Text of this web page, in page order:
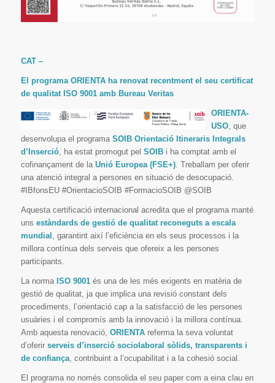
CAT –
El programa ORIENTA ha renovat recentment el seu certificat
de qualitat ISO 9001 amb Bureau Veritas
ORIENTA-
USO, que
desenvolupa el programa SOIB Orientació Itineraris Integrals
d’Inserció, ha estat promogut pel SOIBi ha comptat amb el
cofinançament de la Unió Europea (FSE+). Treballam per oferir
una atenció integral a persones en situació de desocupació.
#IBfonsEU #OrientacioSOIB #FormacioSOIB @SOIB
Aquesta certificació internacional acredita que el programa manté
uns estàndards de gestió de qualitat reconeguts a escala
mundial
, garantint així l’eficiència en els seus processos i la
millora contínua dels serveis que ofereix a les persones
participants.
La norma ISO 9001és una de les més exigents en matèria de
gestió de qualitat, ja que implica una revisió constant dels
procediments, l’orientació cap a la satisfacció de les persones
usuàries i el compromís amb la innovació i la millora contínua.
Amb aquesta renovació, ORIENTAreferma la seva voluntat
d’oferir serveis d’inserció sociolaboral sòlids, transparents i
de confiança, contribuint a l’ocupabilitat i a la cohesió social.
El programa no només consolida el seu paper com a eina clau en